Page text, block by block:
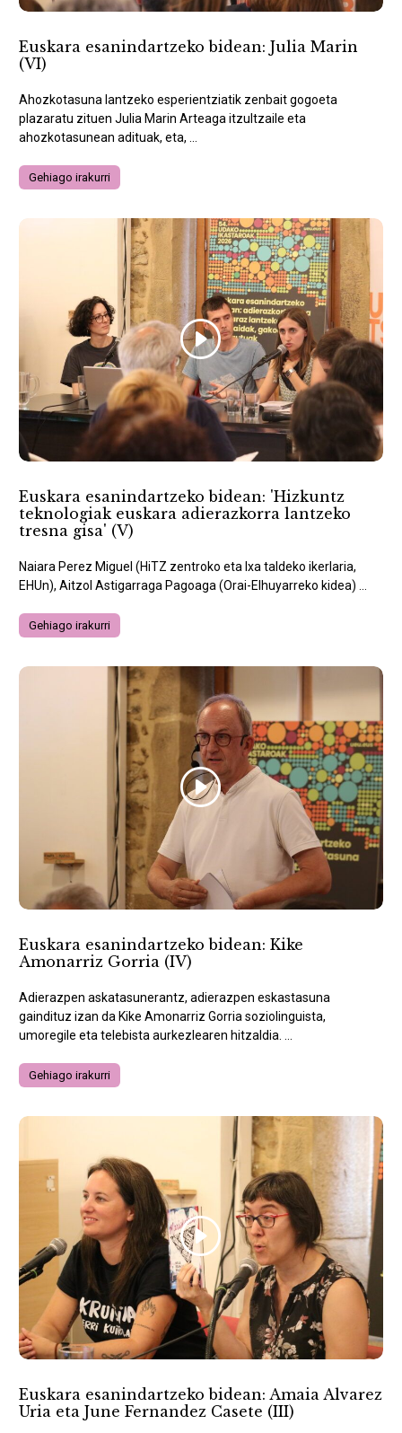
Euskara esanindartzeko bidean: Julia Marin
(VI)
Ahozkotasuna lantzeko esperientziatik zenbait gogoeta
plazaratu zituen Julia Marin Arteaga itzultzaile eta
ahozkotasunean adituak, eta, ...
Gehiago irakurri
Euskara esanindartzeko bidean: 'Hizkuntz
teknologiak euskara adierazkorra lantzeko
tresna gisa' (V)
Naiara Perez Miguel (HiTZ zentroko eta Ixa taldeko ikerlaria,
EHUn), Aitzol Astigarraga Pagoaga (Orai-Elhuyarreko kidea) ...
Gehiago irakurri
Euskara esanindartzeko bidean: Kike
Amonarriz Gorria (IV)
Adierazpen askatasunerantz, adierazpen eskastasuna
gaindituz izan da Kike Amonarriz Gorria soziolinguista,
umoregile eta telebista aurkezlearen hitzaldia. ...
Gehiago irakurri
Euskara esanindartzeko bidean: Amaia Alvarez
Uria eta June Fernandez Casete (III)